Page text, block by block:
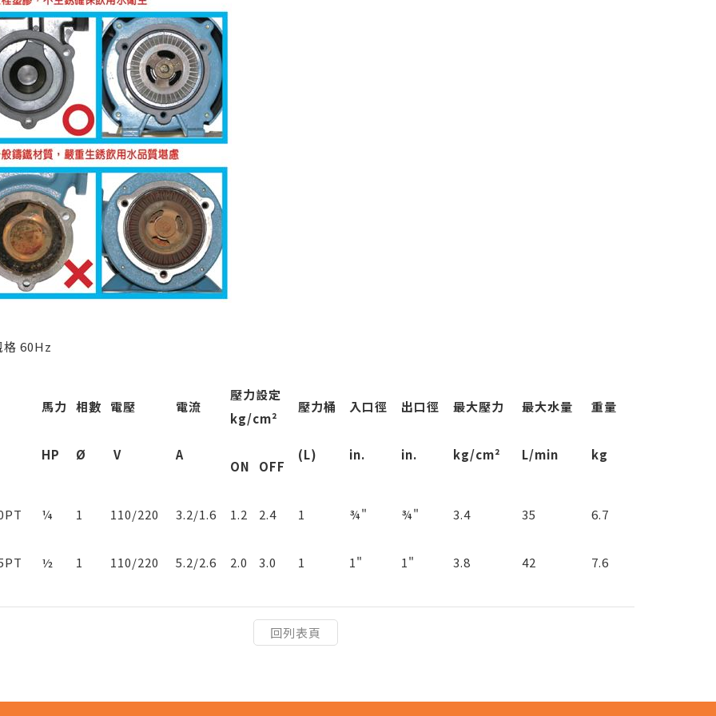
格 60Hz
馬力
HP
相數
Ø
電壓
V
電流
A
壓力設定
kg/cm²
壓力桶
(L)
入口徑
in.
出口徑
in.
最大壓力
kg/cm²
最大水量
L/min
重量
kg
ON OFF
¼ 1 110/220 3.2/1.6 1.2 2.4 1 ¾" ¾" 3.4 35 6.7
½ 1 110/220 5.2/2.6 2.0 3.0 1 1" 1" 3.8 42 7.6
回列表頁